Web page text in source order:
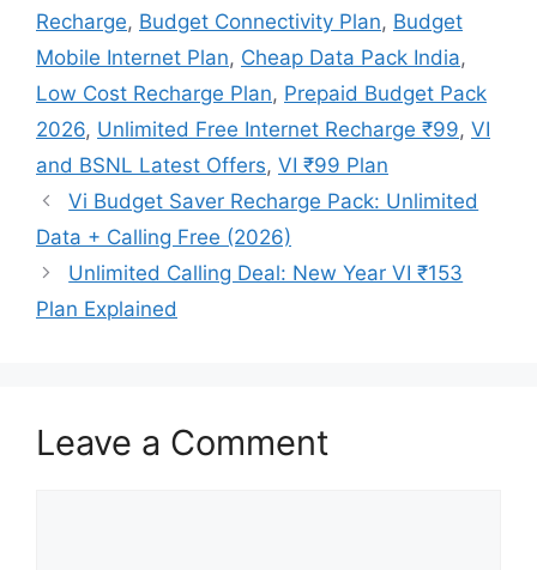
Recharge, Budget Connectivity Plan, Budget
Mobile Internet Plan, Cheap Data Pack India,
Low Cost Recharge Plan, Prepaid Budget Pack
2026, Unlimited Free Internet Recharge ₹99, VI
and BSNL Latest Offers, VI ₹99 Plan
Vi Budget Saver Recharge Pack: Unlimited
Data + Calling Free (2026)
Unlimited Calling Deal: New Year VI ₹153
Plan Explained
Leave a Comment